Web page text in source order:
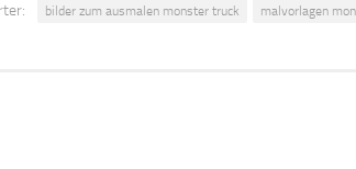
bilder zum ausmalen monster truck malvorlagen